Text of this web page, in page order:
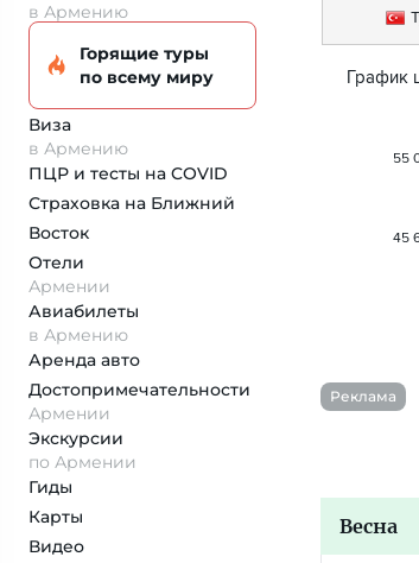
в Армению
Горящие туры
по всему миру
Виза
в Армению
ПЦР и тесты на COVID
Страховка на Ближний
Восток
Отели
Армении
Авиабилеты
в Армению
Аренда авто
Достопримеча­тельности
Армении
Экскурсии
по Армении
Гиды
Карты
Видео
График
55
45
Реклама
Весна